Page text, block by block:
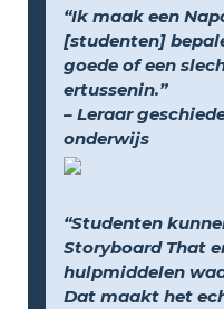
“Ik maak een
[studenten]
goede of een
ertussenin.”
– Leraar
onderwijs
“Studenten
Storyboard That
hulpmiddelen
Dat maakt het